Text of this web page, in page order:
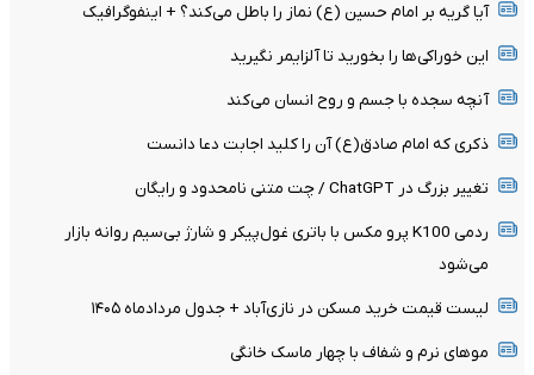
آیا گریه بر امام حسین (ع) نماز را باطل می‌کند؟ + اینفوگرافیک
این خوراکی‌ها را بخورید تا آلزایمر نگیرید
آنچه سجده با جسم و روح انسان می‌کند
ذکری که امام صادق(ع) آن را کلید اجابت دعا دانست
تغییر بزرگ در ChatGPT / چت متنی نامحدود و رایگان
ردمی K100 پرو مکس با باتری غول‌پیکر و شارژ بی‌سیم روانه بازار
می‌شود
لیست قیمت خرید مسکن در نازی‌آباد + جدول مردادماه ۱۴۰۵
موهای نرم و شفاف با چهار ماسک خانگی